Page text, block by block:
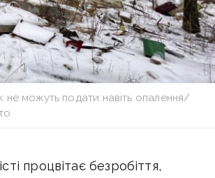
можуть подати навіть опалення/
процвітає безробіття,